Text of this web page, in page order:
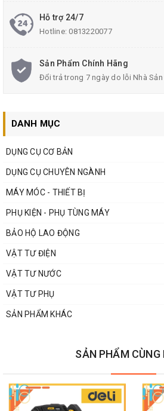
CM - A3: 43 x 30 cm (17" x 12")
Hàng Chính Hãng 100%.
Sản phẩm mới 100% (trừ hàng trưng
Đổi trả theo quy định NSX (Do lỗi
nhận hàng.
Hỗ trợ 24/7
Hotline:0813220077
Sản Phẩm Chính Hãng
Đổi trả trong 7 ngày do lỗi Nhà Sản
DANH MỤC
DỤNG CỤ CƠ BẢN
DỤNG CỤ CHUYÊN NGÀNH
MÁY MÓC - THIẾT BỊ
PHỤ KIỆN - PHỤ TÙNG MÁY
BẢO HỘ LAO ĐỘNG
VẬT TƯ ĐIỆN
VẬT TƯ NƯỚC
VẬT TƯ PHỤ
SẢN PHẨM KHÁC
SẢN PHẨM CÙNG